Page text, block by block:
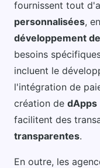
fournissent tout
personnalisées,
développement
besoins
incluent le
l'intégration de
création de dApps
facilitent des
transparentes.
En outre, les